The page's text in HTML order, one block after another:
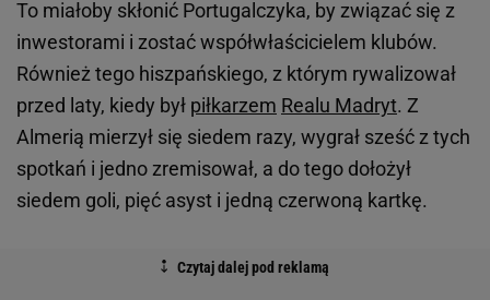
To miałoby skłonić Portugalczyka, by związać się z
inwestorami i zostać współwłaścicielem klubów.
Również tego hiszpańskiego, z którym rywalizował
przed laty, kiedy był piłkarzem Realu Madryt. Z
Almerią mierzył się siedem razy, wygrał sześć z tych
spotkań i jedno zremisował, a do tego dołożył
siedem goli, pięć asyst i jedną czerwoną kartkę.